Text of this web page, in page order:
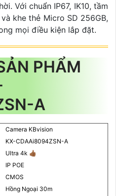
Với chuẩn IP67, IK10, tầm
khe thẻ Micro SD 256GB,
mọi điều kiện lắp đặt.
PHẨM
A
Camera KBvision
KX-CDAAi8094ZSN-A
Ultra 4k 👍🏾
IP POE
CMOS
Hồng Ngoại 30m